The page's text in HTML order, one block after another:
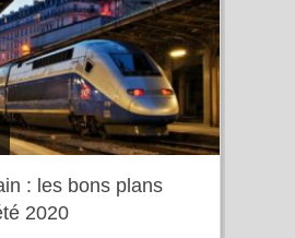
: les bons plans
2020